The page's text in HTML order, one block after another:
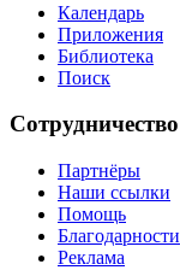
Календарь
Приложения
Библиотека
Поиск
Сотрудничество
Партнёры
Наши ссылки
Помощь
Благодарности
Реклама